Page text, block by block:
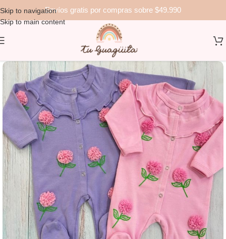
Skip to navigation
Skip to main content
Envíos gratis por compras sobre $49.990